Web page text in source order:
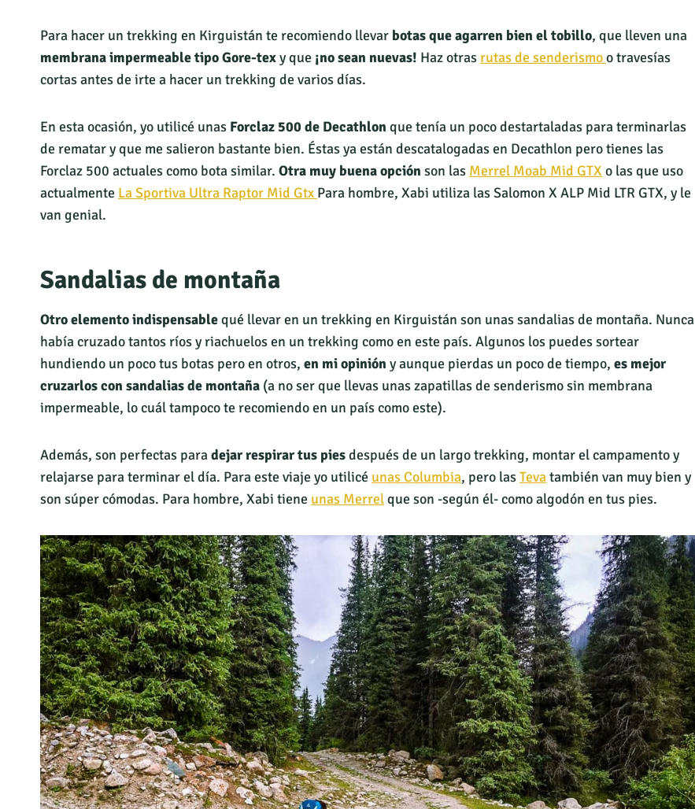
Para hacer un trekking en Kirguistán te recomiendo llevar botas que agarren bien el tobillo, que lleven una
membrana impermeable tipo Gore-texy que ¡no sean nuevas! Haz otras rutas de senderismoo travesías
cortas antes de irte a hacer un trekking de varios días.
En esta ocasión, yo utilicé unas Forclaz 500 de Decathlon que tenía un poco destartaladas para terminarlas
de rematar y que me salieron bastante bien. Éstas ya están descatalogadas en Decathlon pero tienes las
Forclaz 500 actuales como bota similar. Otra muy buena opción son las Merrel Moab Mid GTX o las que uso
actualmente La Sportiva Ultra Raptor Mid Gtx Para hombre, Xabi utiliza las Salomon X ALP Mid LTR GTX, y le
van genial.
Sandalias de montaña
Otro elemento indispensablequé llevar en un trekking en Kirguistán son unas sandalias de montaña. Nunca
había cruzado tantos ríos y riachuelos en un trekking como en este país. Algunos los puedes sortear
hundiendo un poco tus botas pero en otros, en mi opinión y aunque pierdas un poco de tiempo, es mejor
cruzarlos con sandalias de montaña (a no ser que llevas unas zapatillas de senderismo sin membrana
impermeable, lo cuál tampoco te recomiendo en un país como este).
Además, son perfectas paradejar respirar tus piesdespués de un largo trekking, montar el campamento y
relajarse para terminar el día. Para este viaje yo utilicé unas Columbia, pero lasTevatambién van muy bien y
son súper cómodas. Para hombre, Xabi tiene unas Merrelque son -según él- como algodón en tus pies.